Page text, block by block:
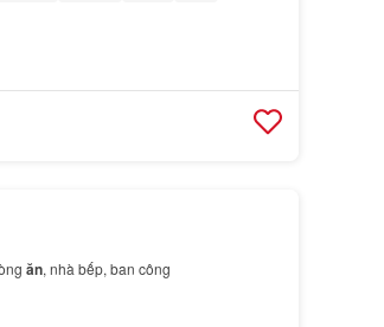
ăn, nhà bếp, ban công